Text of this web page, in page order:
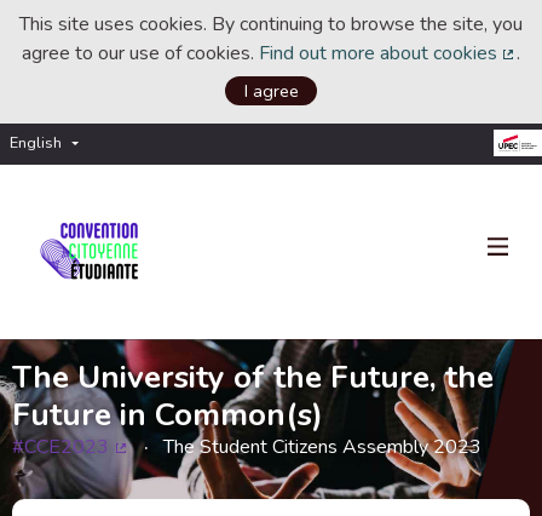
This site uses cookies. By continuing to browse the site, you
agree to our use of cookies. Find out more about cookies .
I agree
English Choisir la langue
The University of the Future, the
Future in Common(s)
#CCE2023
(External link)
The Student Citizens Assembly 2023